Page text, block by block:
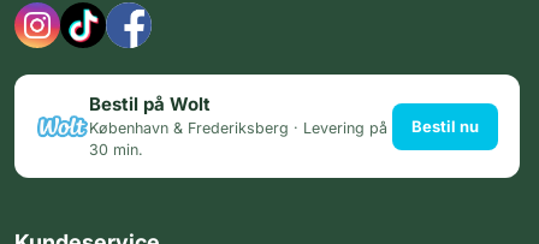
Bestil på Wolt
København & Frederiksberg · Levering på
30 min.
Bestil nu